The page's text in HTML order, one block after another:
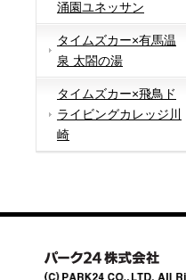
涌園ユネッサン
タイムズカー×有馬温
泉 太閤の湯
タイムズカー×飛鳥ド
ライビングカレッジ川
崎